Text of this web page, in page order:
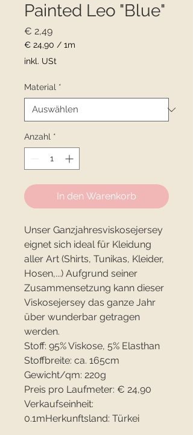
Painted Leo "Blue"
€ 2,49Preis
€ 24,90 / 1m
€ 24,90
Meter
inkl. USt
Material *
Anzahl *
In den Warenkorb
Unser Ganzjahresviskosejersey
eignet sich ideal für Kleidung
aller Art (Shirts, Tunikas, Kleider,
Hosen,...) Aufgrund seiner
Zusammensetzung kann dieser
Viskosejersey das ganze Jahr
über wunderbar getragen
werden.
Stoff: 95% Viskose, 5% Elasthan
Stoffbreite: ca. 165cm
Gewicht/qm: 220g
Preis pro Laufmeter: € 24,90
Verkaufseinheit:
0.1mHerkunftsland: Türkei